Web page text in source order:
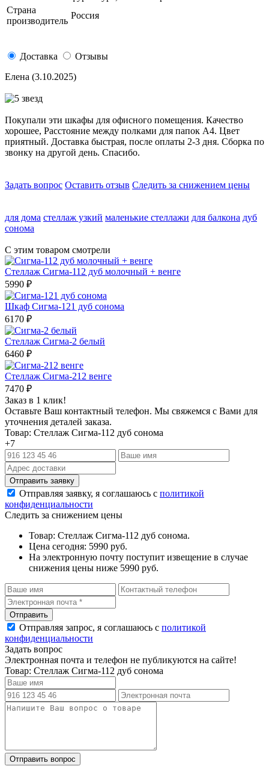
Страна
производитель
Россия
Доставка
Отзывы
Елена (3.10.2025)
Покупали эти шкафы для офисного помещения. Качество
хорошее, Расстояние между полками для папок А4. Цвет
приятный. Доставка быстрая, после оплаты 2-3 дня. Сборка по
звонку на другой день. Спасибо.
Задать вопрос Оставить отзыв Следить за снижением цены
для дома стеллаж узкий маленькие стеллажи для балкона дуб
сонома
С этим товаром смотрели
Стеллаж Сигма-112 дуб молочный + венге
5990 ₽
Шкаф Сигма-121 дуб сонома
6170 ₽
Стеллаж Сигма-2 белый
6460 ₽
Стеллаж Сигма-212 венге
7470 ₽
Заказ в 1 клик!
Оставьте Ваш контактный телефон. Мы свяжемся с Вами для
уточнения деталей заказа.
Товар: Стеллаж Сигма-112 дуб сонома
+7
Отправляя заявку, я соглашаюсь с политикой
конфиденциальности
Следить за снижением цены
Товар: Стеллаж Сигма-112 дуб сонома.
Цена сегодня: 5990 руб.
На электронную почту поступит извещение в случае
снижения цены ниже 5990 руб.
Отправляя запрос, я соглашаюсь с политикой
конфиденциальности
Задать вопрос
Электронная почта и телефон не публикуются на сайте!
Товар: Стеллаж Сигма-112 дуб сонома